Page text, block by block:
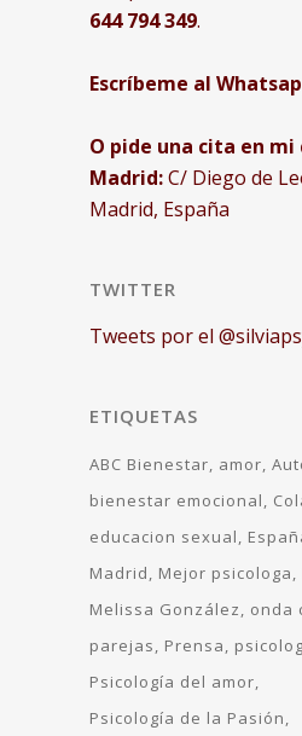
644 794 349.
Escríbeme al
O pide una cita en mi
Madrid:C/ Diego de
Madrid, España
TWITTER
Tweets por el
ETIQUETAS
ABC Bienestar amor
bienestar emocional
educacion sexual
Madrid
Mejor psicologa
Melissa González
onda
parejas
Prensa
Psicología del amor
Psicología de la Pasión